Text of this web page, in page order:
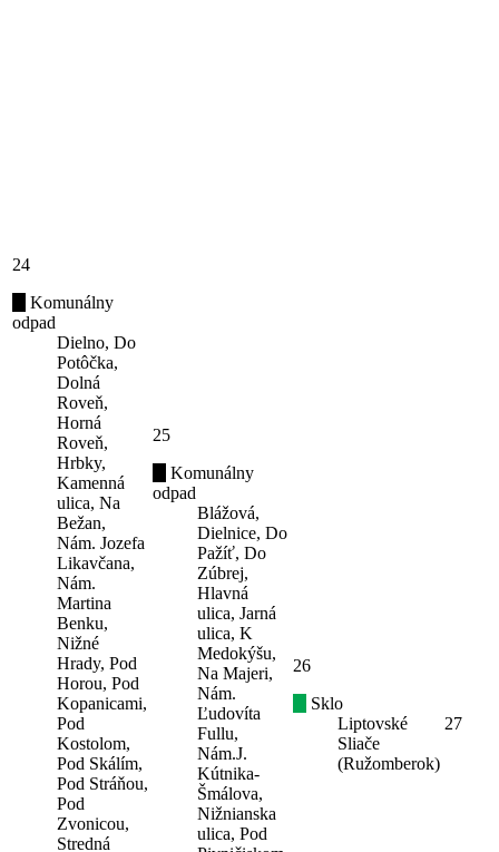
24
Komunálny
odpad
Dielno, Do
Potôčka,
Dolná
Roveň,
Horná
Roveň,
Hrbky,
Kamenná
ulica, Na
Bežan,
Nám. Jozefa
Likavčana,
Nám.
Martina
Benku,
Nižné
Hrady, Pod
Horou, Pod
Kopanicami,
Pod
Kostolom,
Pod Skálím,
Pod Stráňou,
Pod
Zvonicou,
Stredná
25
Komunálny
odpad
Blážová,
Dielnice, Do
Pažíť, Do
Zúbrej,
Hlavná
ulica, Jarná
ulica, K
Medokýšu,
Na Majeri,
Nám.
Ľudovíta
Fullu,
Nám.J.
Kútnika-
Šmálova,
Nižnianska
ulica, Pod
26
Sklo
Liptovské
Sliače
(Ružomberok)
27